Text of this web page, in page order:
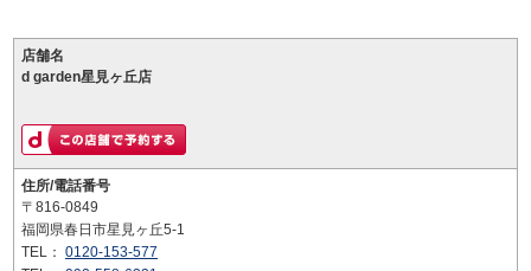
店舗名
d garden星見ヶ丘店
住所/電話番号
〒816-0849
福岡県春日市星見ヶ丘5-1
TEL： 0120-153-577